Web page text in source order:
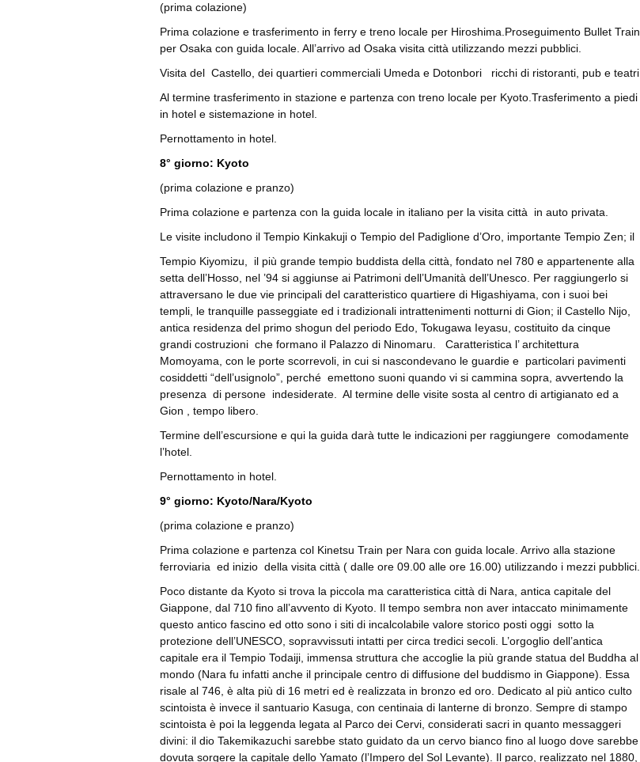
(prima colazione)
Prima colazione e trasferimento in ferry e treno locale per Hiroshima.Proseguimento Bullet Train
per Osaka con guida locale. All’arrivo ad Osaka visita città utilizzando mezzi pubblici.
Visita del Castello, dei quartieri commerciali Umeda e Dotonbori ricchi di ristoranti, pub e teatri.
Al termine trasferimento in stazione e partenza con treno locale per Kyoto.Trasferimento a piedi
in hotel e sistemazione in hotel.
Pernottamento in hotel.
8° giorno: Kyoto
(prima colazione e pranzo)
Prima colazione e partenza con la guida locale in italiano per la visita città in auto privata.
Le visite includono il Tempio Kinkakuji o Tempio del Padiglione d’Oro, importante Tempio Zen; il
Tempio Kiyomizu, il più grande tempio buddista della città, fondato nel 780 e appartenente alla
setta dell’Hosso, nel ’94 si aggiunse ai Patrimoni dell’Umanità dell’Unesco. Per raggiungerlo si
attraversano le due vie principali del caratteristico quartiere di Higashiyama, con i suoi bei
templi, le tranquille passeggiate ed i tradizionali intrattenimenti notturni di Gion; il Castello Nijo,
antica residenza del primo shogun del periodo Edo, Tokugawa Ieyasu, costituito da cinque
grandi costruzioni che formano il Palazzo di Ninomaru. Caratteristica l’ architettura
Momoyama, con le porte scorrevoli, in cui si nascondevano le guardie e particolari pavimenti
cosiddetti “dell’usignolo”, perché emettono suoni quando vi si cammina sopra, avvertendo la
presenza di persone indesiderate. Al termine delle visite sosta al centro di artigianato ed a
Gion , tempo libero.
Termine dell’escursione e qui la guida darà tutte le indicazioni per raggiungere comodamente
l’hotel.
Pernottamento in hotel.
9° giorno: Kyoto/Nara/Kyoto
(prima colazione e pranzo)
Prima colazione e partenza col Kinetsu Train per Nara con guida locale. Arrivo alla stazione
ferroviaria ed inizio della visita città ( dalle ore 09.00 alle ore 16.00) utilizzando i mezzi pubblici.
Poco distante da Kyoto si trova la piccola ma caratteristica città di Nara, antica capitale del
Giappone, dal 710 fino all’avvento di Kyoto. Il tempo sembra non aver intaccato minimamente
questo antico fascino ed otto sono i siti di incalcolabile valore storico posti oggi sotto la
protezione dell’UNESCO, sopravvissuti intatti per circa tredici secoli. L’orgoglio dell’antica
capitale era il Tempio Todaiji, immensa struttura che accoglie la più grande statua del Buddha al
mondo (Nara fu infatti anche il principale centro di diffusione del buddismo in Giappone). Essa
risale al 746, è alta più di 16 metri ed è realizzata in bronzo ed oro. Dedicato al più antico culto
scintoista è invece il santuario Kasuga, con centinaia di lanterne di bronzo. Sempre di stampo
scintoista è poi la leggenda legata al Parco dei Cervi, considerati sacri in quanto messaggeri
divini: il dio Takemikazuchi sarebbe stato guidato da un cervo bianco fino al luogo dove sarebbe
dovuta sorgere la capitale dello Yamato (l’Impero del Sol Levante). Il parco, realizzato nel 1880,